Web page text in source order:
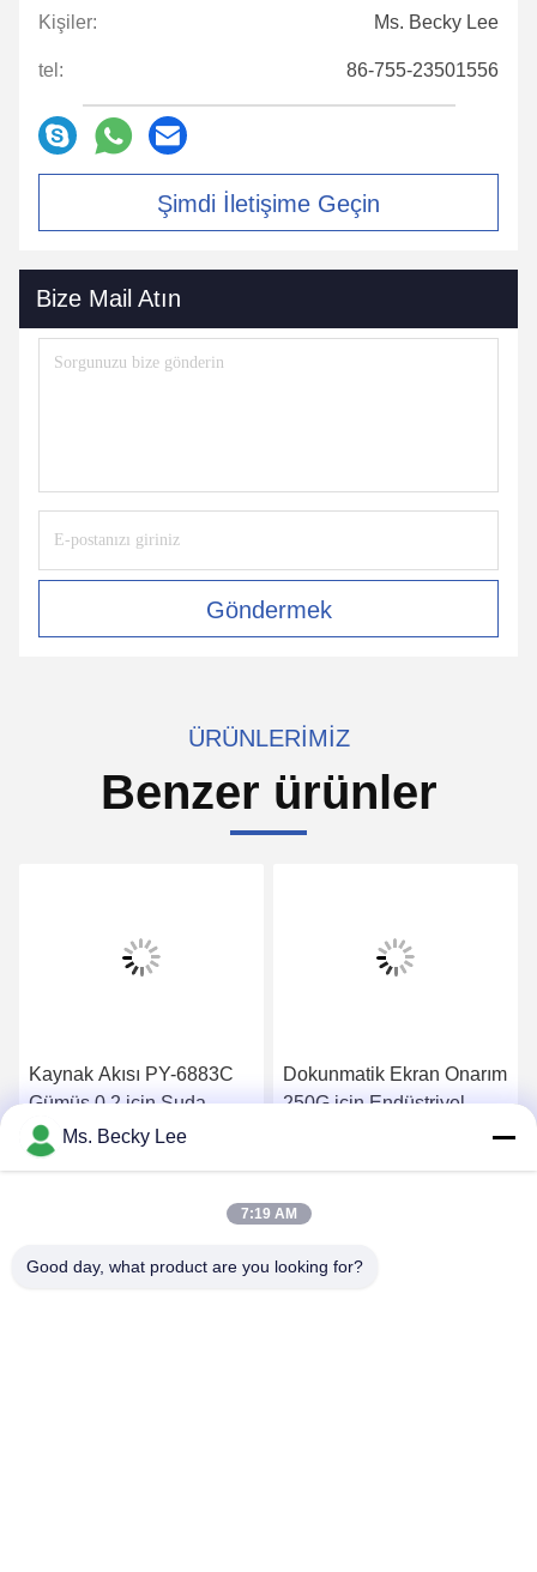
Kişiler: Ms. Becky Lee
tel: 86-755-23501556
Şimdi İletişime Geçin
Bize Mail Atın
Göndermek
ÜRÜNLERIMIZ
Benzer ürünler
Kaynak Akısı PY-6883C
Gümüş 0.2 için Suda
Çözünür Akı Lehim
Pastası
Dokunmatik Ekran Onarım
250G için Endüstriyel
Ms. Becky Lee
7:19 AM
Good day, what product are you looking for?